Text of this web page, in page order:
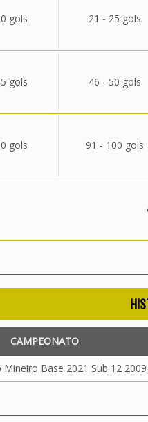
gols 21 - 25 gols
gols 46 - 50 gols
gols 91 - 100 gols
CAMPEONATO
Base 2021 Sub 12 2009